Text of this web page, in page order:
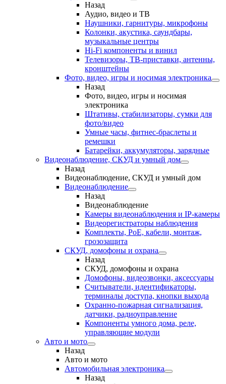
Назад
Аудио, видео и ТВ
Наушники, гарнитуры, микрофоны
Колонки, акустика, саундбары,
музыкальные центры
Hi-Fi компоненты и винил
Телевизоры, ТВ-приставки, антенны,
кронштейны
Фото, видео, игры и носимая электроника
Назад
Фото, видео, игры и носимая
электроника
Штативы, стабилизаторы, сумки для
фото/видео
Умные часы, фитнес-браслеты и
ремешки
Батарейки, аккумуляторы, зарядные
Видеонаблюдение, СКУД и умный дом
Назад
Видеонаблюдение, СКУД и умный дом
Видеонаблюдение
Назад
Видеонаблюдение
Камеры видеонаблюдения и IP-камеры
Видеорегистраторы наблюдения
Комплекты, PoE, кабели, монтаж,
грозозащита
СКУД, домофоны и охрана
Назад
СКУД, домофоны и охрана
Домофоны, видеозвонки, аксессуары
Считыватели, идентификаторы,
терминалы доступа, кнопки выхода
Охранно-пожарная сигнализация,
датчики, радиоуправление
Компоненты умного дома, реле,
управляющие модули
Авто и мото
Назад
Авто и мото
Автомобильная электроника
Назад